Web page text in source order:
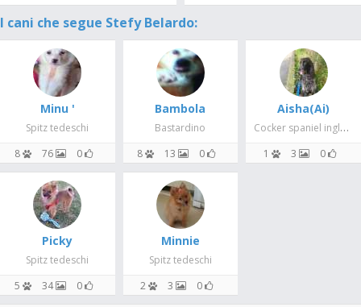
I cani che segue Stefy Belardo:
Minu '
Spitz tedeschi
8
76 0
Bambola
Bastardino
8
13 0
Aisha(Ai)
Cocker spaniel inglese
1 3 0
Picky
Spitz tedeschi
5
34 0
Minnie
Spitz tedeschi
2
3 0